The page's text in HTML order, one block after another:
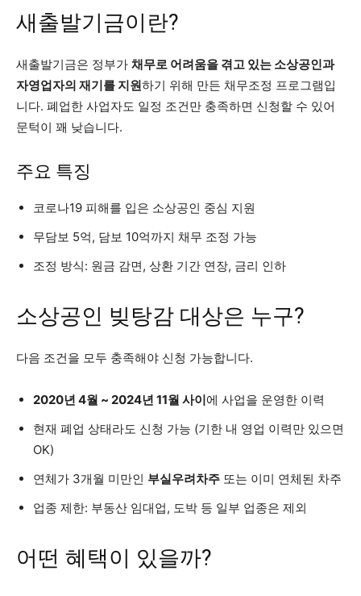
새출발기금이란?
새출발기금은 정부가 채무로 어려움을 겪고 있는 소상공인과
자영업자의 재기를 지원하기 위해 만든 채무조정 프로그램입
니다. 폐업한 사업자도 일정 조건만 충족하면 신청할 수 있어
문턱이 꽤 낮습니다.
주요 특징
코로나19 피해를 입은 소상공인 중심 지원
무담보 5억, 담보 10억까지 채무 조정 가능
조정 방식: 원금 감면, 상환 기간 연장, 금리 인하
소상공인 빚탕감 대상은 누구?
다음 조건을 모두 충족해야 신청 가능합니다.
2020년 4월 ~ 2024년 11월 사이에 사업을 운영한 이력
현재 폐업 상태라도 신청 가능 (기한 내 영업 이력만 있으면
OK)
연체가 3개월 미만인 부실우려차주 또는 이미 연체된 차주
업종 제한: 부동산 임대업, 도박 등 일부 업종은 제외
어떤 혜택이 있을까?